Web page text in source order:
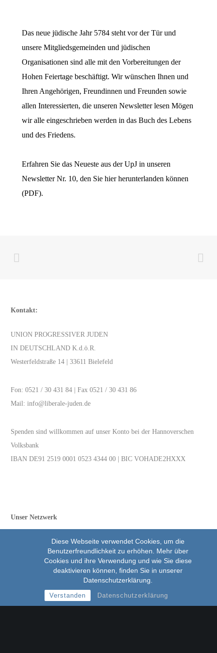
Diese Webseite verwendet Cookies, um die
Benutzerfreundlichkeit zu erhöhen. Mehr über
Cookies und ihre Verwendung und wie Sie diese
deaktivieren können, finden Sie in unserer
Datenschutzerklärung.
Verstanden Datenschutzerklärung
Das neue jüdische Jahr 5784 steht vor derTür und
unsere Mitgliedsgemeinden und jüdischen
Organisationen sind alle mit den Vorbereitungen der
Hohen Feiertage beschäftigt. Wir wünschen Ihnen und
Ihren Angehörigen, Freundinnen und Freunden sowie
allen Interessierten, die unseren Newsletter lesen Mögen
wir alle eingeschrieben werden in das Buch des Lebens
und des Friedens.
Erfahren Sie das Neueste aus der UpJ in unseren
Newsletter Nr. 10, den Sie hier herunterlanden können
(PDF).
Kontakt:
UNION PROGRESSIVER JUDEN
IN DEUTSCHLAND K.d.ö.R.
Westerfeldstraße 14 | 33611 Bielefeld
Fon:0521 / 30 431 84 | Fax 0521 / 30 431 86
Mail:info@liberale-juden.de
Spenden sind willkommen auf unser Konto bei der Hannoverschen
Volksbank
IBAN DE91 2519 0001 0523 4344 00 | BIC VOHADE2HXXX
Unser Netzwerk